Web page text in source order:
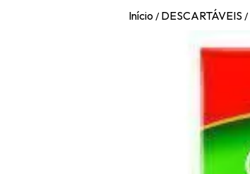
Início / DESCARTÁVEIS /